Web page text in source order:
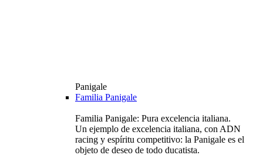
Panigale
Familia Panigale
Familia Panigale: Pura excelencia italiana.
Un ejemplo de excelencia italiana, con ADN
racing y espíritu competitivo: la Panigale es el
objeto de deseo de todo ducatista.